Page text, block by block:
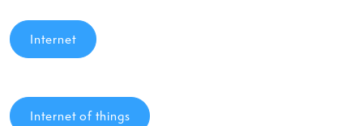
Internet
Internet of things